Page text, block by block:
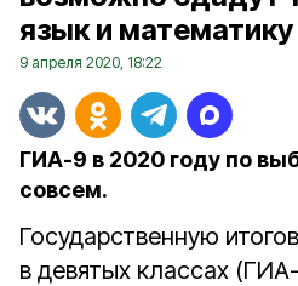
язык и математику
9 апреля 2020, 18:22
ГИА-9 в 2020 году по
совсем.
Государственную
в девятых классах